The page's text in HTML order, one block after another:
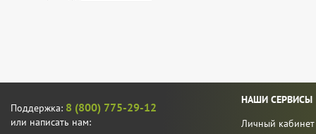
Поддержка: 8 (800) 775-29-12
или написать нам:
НАШИ СЕРВИСЫ
Личный кабинет